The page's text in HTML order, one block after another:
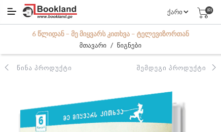
(0)
6 ᲬᲚᲘᲓᲐᲜ – ᲛᲔ ᲛᲘᲧᲕᲐᲠᲡ ᲙᲘᲗᲮᲕᲐ – ᲢᲔᲚᲔᲕᲘᲖᲝᲠᲗᲐᲜ
მთავარი / წიგნები
ᲬᲘᲜᲐ ᲞᲠᲝᲓᲣᲥᲢᲘ ᲨᲔᲛᲓᲔᲒᲘ ᲞᲠᲝᲓᲣᲥᲢᲘ